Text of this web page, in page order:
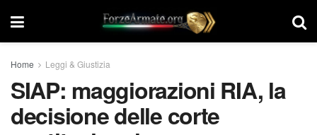
Home Leggi & Giustizia
SIAP: maggiorazioni RIA, la
decisione delle corte